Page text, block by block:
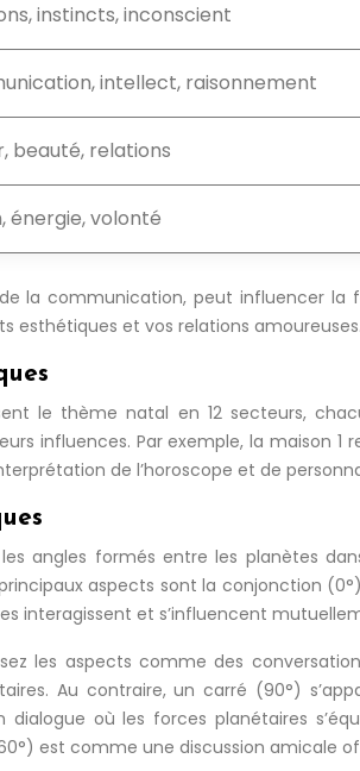
instincts, inconscient
intellect, raisonnement
beauté, relations
énergie, volonté
la communication, peut influencer
esthétiques et vos relations
le thème natal en 12 secteurs,
influences. Par exemple, la maison 1
de l’horoscope et de
angles formés entre les planètes
aspects sont la conjonction
interagissent et s’influencent
les aspects comme des
Au contraire, un carré (90°)
dialogue où les forces planétaires
est comme une discussion amicale